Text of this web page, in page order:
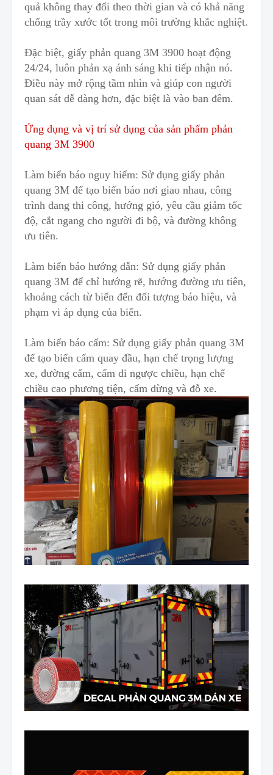
quả không thay đổi theo thời gian và có khả năng
chống trầy xước tốt trong môi trường khắc nghiệt.
Đặc biệt, giấy phản quang 3M 3900 hoạt động
24/24, luôn phản xạ ánh sáng khi tiếp nhận nó.
Điều này mở rộng tầm nhìn và giúp con người
quan sát dễ dàng hơn, đặc biệt là vào ban đêm.
Ứng dụng và vị trí sử dụng của sản phẩm phản
quang 3M 3900
Làm biển báo nguy hiểm: Sử dụng giấy phản
quang 3M để tạo biển báo nơi giao nhau, công
trình đang thi công, hướng gió, yêu cầu giảm tốc
độ, cắt ngang cho người đi bộ, và đường không
ưu tiên.
Làm biển báo hướng dẫn: Sử dụng giấy phản
quang 3M để chỉ hướng rẽ, hướng đường ưu tiên,
khoảng cách từ biển đến đối tượng báo hiệu, và
phạm vi áp dụng của biển.
Làm biển báo cấm: Sử dụng giấy phản quang 3M
để tạo biển cấm quay đầu, hạn chế trọng lượng
xe, đường cấm, cấm đi ngược chiều, hạn chế
chiều cao phương tiện, cấm dừng và đỗ xe.